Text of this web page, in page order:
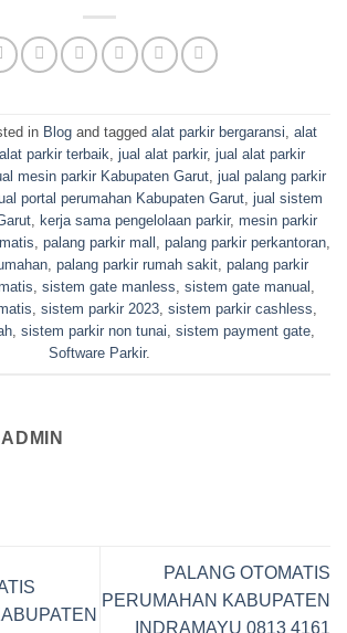
in Blog and tagged alat parkir bergaransi, alat
alat parkir terbaik, jual alat parkir, jual alat parkir
mesin parkir Kabupaten Garut, jual palang parkir
portal perumahan Kabupaten Garut, jual sistem
, kerja sama pengelolaan parkir, mesin parkir
, palang parkir mall , palang parkir perkantoran,
, palang parkir rumah sakit, palang parkir
, sistem gate manless, sistem gate manual ,
, sistem parkir 2023, sistem parkir cashless,
, sistem parkir non tunai, sistem payment gate,
Software Parkir.
ADMIN
PALANG OTOMATIS
PERUMAHAN KABUPATEN
INDRAMAYU 0813 4161